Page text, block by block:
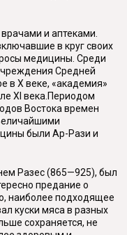
и аптеками.
в круг своих
медицины. Среди
Средней
в X веке, «академия»
XI века.Периодом
Востока времен
были Ар-Рази и
Разес (865—925), был
предание о
наиболее подходящее
куски мяса в разных
сохраняется, не